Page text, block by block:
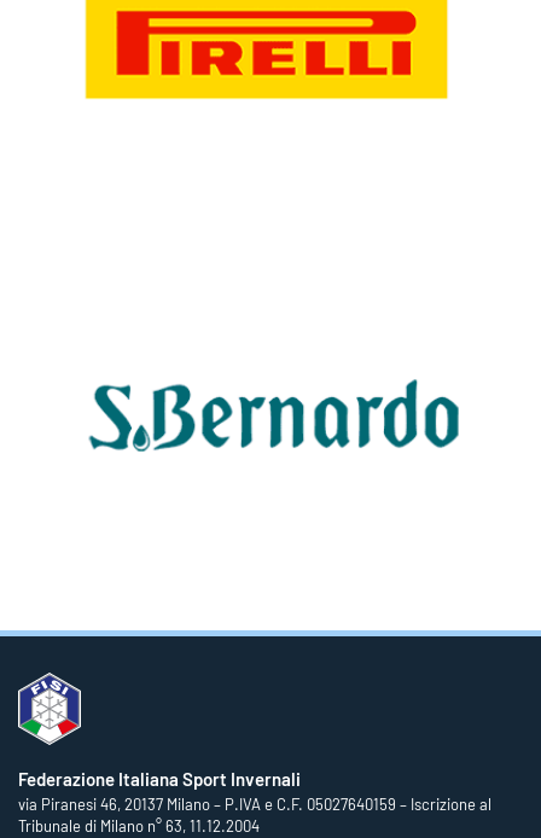
Federazione Italiana Sport Invernali
via Piranesi 46, 20137 Milano – P.IVA e C.F. 05027640159 – Iscrizione al
Tribunale di Milano n° 63, 11.12.2004